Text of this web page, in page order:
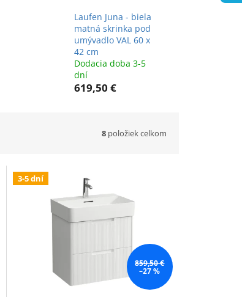
Laufen Juna - biela
matná skrinka pod
umývadlo VAL 60 x
42 cm
Dodacia doba 3-5
dní
619,50 €
8 položiek celkom
3-5 dní
859,50 €
–27 %